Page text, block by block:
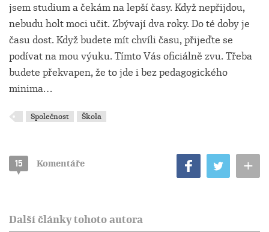
jsem studium a čekám na lepší časy. Když nepřijdou,
nebudu holt moci učit. Zbývají dva roky. Do té doby je
času dost. Když budete mít chvíli času, přijeďte se
podívat na mou výuku. Tímto Vás oficiálně zvu. Třeba
budete překvapen, že to jde i bez pedagogického
minima…
Společnost Škola
15 Komentáře +
Další články tohoto autora